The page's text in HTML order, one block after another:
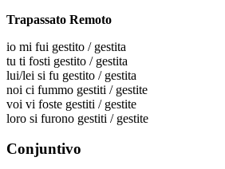
Trapassato Remoto
io mi fui gestito / gestita
tu ti fosti gestito / gestita
lui/lei si fu gestito / gestita
noi ci fummo gestiti / gestite
voi vi foste gestiti / gestite
loro si furono gestiti / gestite
Conjuntivo